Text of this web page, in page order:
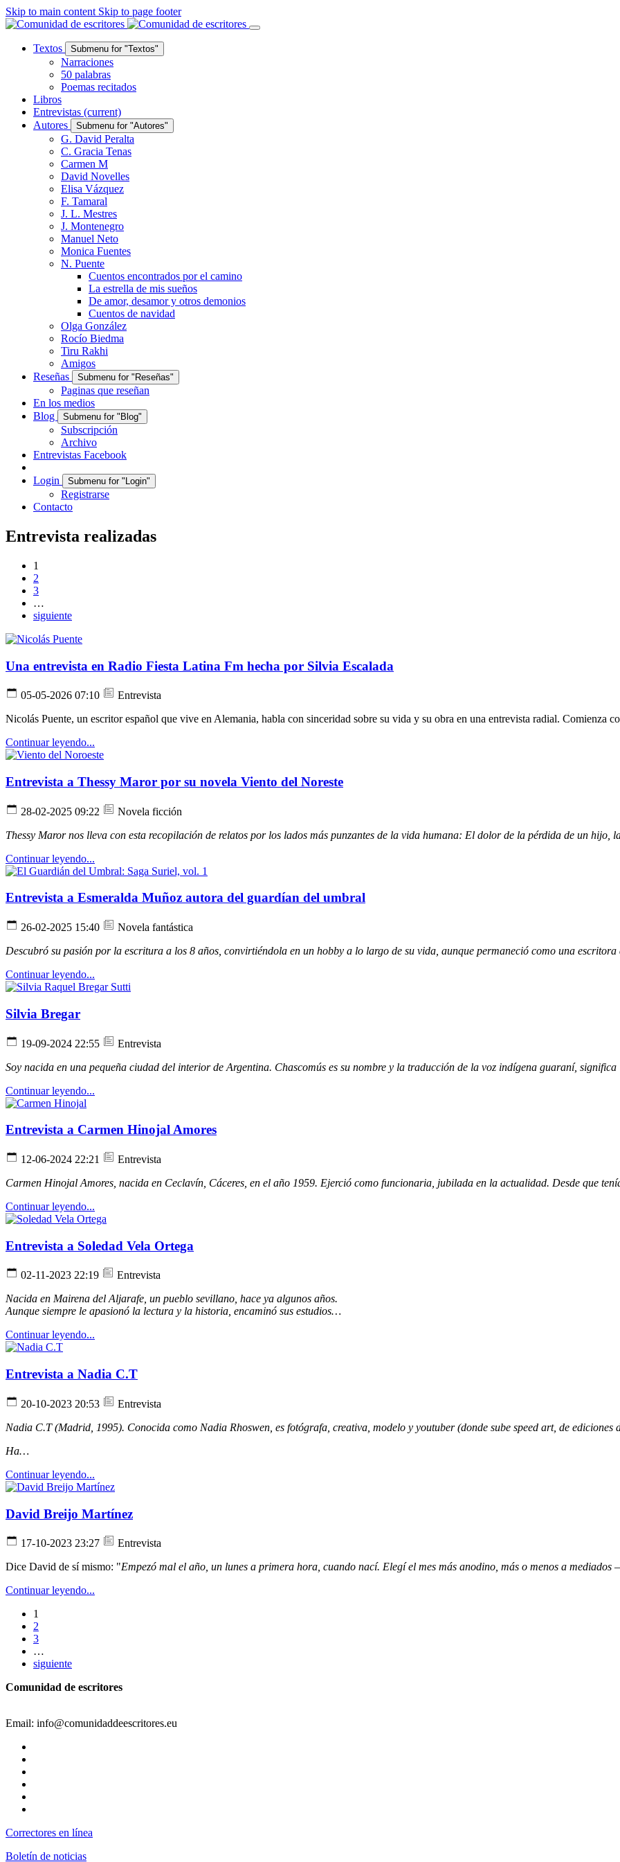
Skip to main content Skip to page footer
Textos Submenu for "Textos"
Narraciones
50 palabras
Poemas recitados
Libros
Entrevistas (current)
Autores
Submenu for "Autores"
G. David Peralta
C. Gracia Tenas
Carmen M
David Novelles
Elisa Vázquez
F. Tamaral
J. L. Mestres
J. Montenegro
Manuel Neto
Monica Fuentes
N. Puente
Cuentos encontrados por el camino
La estrella de mis sueños
De amor, desamor y otros demonios
Cuentos de navidad
Olga González
Rocío Biedma
Tiru Rakhi
Amigos
Reseñas
Submenu for "Reseñas"
Paginas que reseñan
En los medios
Blog
Submenu for "Blog"
Subscripción
Archivo
Entrevistas Facebook
Login Submenu for "Login"
Registrarse
Contacto
Entrevista realizadas
1
2
3
…
siguiente
Una entrevista en Radio Fiesta Latina Fm hecha por Silvia Escalada
05-05-2026 07:10
Entrevista
Nicolás Puente, un escritor español que vive en Alemania, habla con sinceridad sobre su vida y su obra en una entrevista radial. Comienza
Continuar leyendo...
Entrevista a Thessy Maror por su novela Viento del Noreste
28-02-2025 09:22
Novela ficción
Thessy Maror nos lleva con esta recopilación de relatos por los lados más punzantes de la vida humana: El dolor de la pérdida de un hijo,
Continuar leyendo...
Entrevista a Esmeralda Muñoz autora del guardían del umbral
26-02-2025 15:40
Novela fantástica
Descubró su pasión por la escritura a los 8 años, convirtiéndola en un hobby a lo largo de su vida, aunque permaneció como una
Continuar leyendo...
Silvia Bregar
19-09-2024 22:55
Entrevista
Soy nacida en una pequeña ciudad del interior de Argentina. Chascomús es su nombre y la traducción de la voz indígena guaraní,
Continuar leyendo...
Entrevista a Carmen Hinojal Amores
12-06-2024 22:21
Entrevista
Carmen Hinojal Amores, nacida en Ceclavín, Cáceres, en el año 1959. Ejerció como funcionaria, jubilada en la actualidad. Desde que
Continuar leyendo...
Entrevista a Soledad Vela Ortega
02-11-2023 22:19
Entrevista
Nacida en Mairena del Aljarafe, un pueblo sevillano, hace ya algunos años.
Aunque siempre le apasionó la lectura y la historia, encaminó sus estudios…
Continuar leyendo...
Entrevista a Nadia C.T
20-10-2023 20:53
Entrevista
Nadia C.T (Madrid, 1995). Conocida como Nadia Rhoswen, es fotógrafa, creativa, modelo y youtuber (donde sube speed art, de ediciones
Ha…
Continuar leyendo...
David Breijo Martínez
17-10-2023 23:27
Entrevista
Dice David de sí mismo: "Empezó mal el año, un lunes a primera hora, cuando nací. Elegí el mes más anodino, más o menos a mediados
Continuar leyendo...
1
2
3
…
siguiente
Comunidad de escritores
Email: info@comunidaddeescritores.eu
Correctores en línea
Boletín de noticias